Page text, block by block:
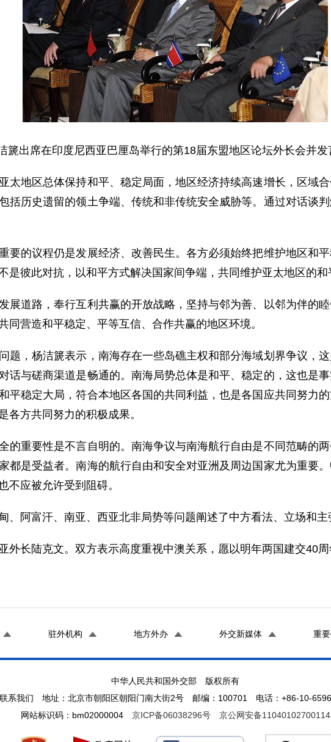
出席在印度尼西亚巴厘岛举行的第18届东盟地区论坛外长会并发
地区总体保持和平、稳定局面，地区经济持续高速增长，区域合
括历史遗留的领土争端、传统和非传统安全威胁等。通过对话谈
的议程仍是发展经济、改善民生。各方必须始终把维护地区和
是彼此对抗，以和平方式解决国家间争端，共同维护亚太地区的和
道路，奉行互利共赢的开放战略，坚持与邻为善、以邻为伴的
同营造和平稳定、平等互信、合作共赢的地区环境。
，杨洁篪表示，南海存在一些岛礁主权和部分海域划界争议，
话与磋商渠道是畅通的。南海局势总体是和平、稳定的，这也是
平稳定大局，符合本地区各国的共同利益，也是各国应共同努力
各方共同努力的积极成果。
重要性是不言自明的。南海争议与南海航行自由是不同范畴的
都是受益者。南海的航行自由和安全对亚洲及周边国家尤为重要
不应被允许受到阻碍。
阿富汗、南亚、西亚北非局势等问题阐述了中方看法、立场和主
长陆克文。双方表示高度重视中澳关系，愿以明年两国建交40周
驻外机构 地方外办 外交新媒体 重
中华人民共和国外交部 版权所有
联系我们 地址：北京市朝阳区朝阳门南大街2号 邮编：100701 电话：+86-10-
网站标识码：bm02000004 京ICP备06038296号 京公网安备11040102700114